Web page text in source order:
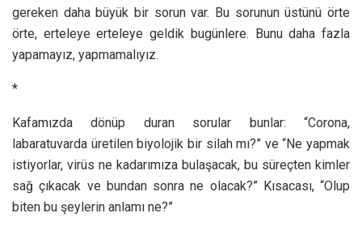
gereken daha büyük bir sorun var. Bu sorunun üstünü örte
örte, erteleye erteleye geldik bugünlere. Bunu daha fazla
yapamayız, yapmamalıyız.
*
Kafamızda dönüp duran sorular bunlar: “Corona,
labaratuvarda üretilen biyolojik bir silah mı?” ve “Ne yapmak
istiyorlar, virüs ne kadarımıza bulaşacak, bu süreçten kimler
sağ çıkacak ve bundan sonra ne olacak?” Kısacası, “Olup
biten bu şeylerin anlamı ne?”